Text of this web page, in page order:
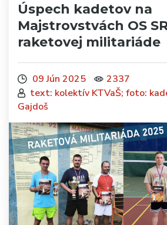
Úspech kadetov na
Majstrovstvách OS
raketovej militariáde
09 Jún 2025
2337
text: kolektív KTVaŠ; foto:
Gajdoš